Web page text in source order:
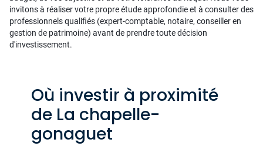
invitons à réaliser votre propre étude approfondie et à consulter des
professionnels qualifiés (expert-comptable, notaire, conseiller en
gestion de patrimoine) avant de prendre toute décision
d'investissement.
Où investir à proximité
de La chapelle-
gonaguet